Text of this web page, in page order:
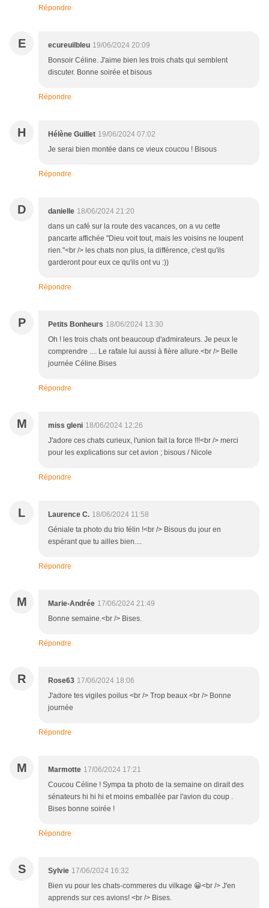
Répondre
E ecureuilbleu 19/06/2024 20:09
Bonsoir Céline. J'aime bien les trois chats qui semblent
discuter. Bonne soirée et bisous
Répondre
H Hélène Guillet 19/06/2024 07:02
Je serai bien montée dans ce vieux coucou ! Bisous
Répondre
D danielle 18/06/2024 21:20
dans un café sur la route des vacances, on a vu cette
pancarte affichée "Dieu voit tout, mais les voisins ne loupent
rien."<br /> les chats non plus, la différence, c'est qu'ils
garderont pour eux ce qu'ils ont vu :))
Répondre
P Petits Bonheurs 18/06/2024 13:30
Oh ! les trois chats ont beaucoup d'admirateurs. Je peux le
comprendre .... Le rafale lui aussi à fière allure.<br /> Belle
journée Céline.Bises
Répondre
M miss gleni 18/06/2024 12:26
J'adore ces chats curieux, l'union fait la force !!!<br /> merci
pour les explications sur cet avion ; bisous / Nicole
Répondre
L Laurence C. 18/06/2024 11:58
Géniale ta photo du trio félin !<br /> Bisous du jour en
espérant que tu ailles bien....
Répondre
M Marie-Andrée 17/06/2024 21:49
Bonne semaine.<br /> Bises.
Répondre
R Rose63 17/06/2024 18:06
J'adore tes vigiles poilus <br /> Trop beaux <br /> Bonne
journée
Répondre
M Marmotte 17/06/2024 17:21
Coucou Céline ! Sympa ta photo de la semaine on dirait des
sénateurs hi hi hi et moins emballée par l'avion du coup .
Bises bonne soirée !
Répondre
S Sylvie 17/06/2024 16:32
Bien vu pour les chats-commeres du vilkage 😀<br /> J'en
apprends sur ces avions! <br /> Bises.